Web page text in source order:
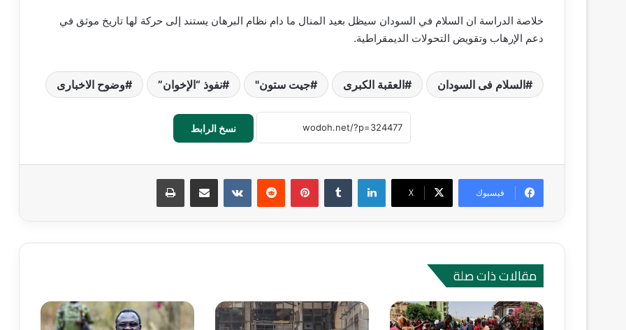
خلاصة الدراسة ان السلام في السودان سيظل بعيد المنال ما دام نظام البرهان يستند إلى حركة لها تاريخ موثق في
دعم الإرهاب وتقويض التحولات الديمقراطية.
السلام فى السودان العقبة الكبرى جيت ستون" نفوذ “الإخوان” وضوح الاخبارى
نسخ الرابط
فيسبوك ‫X
لينكدإن بينتيريست
مقالات ذات صلة